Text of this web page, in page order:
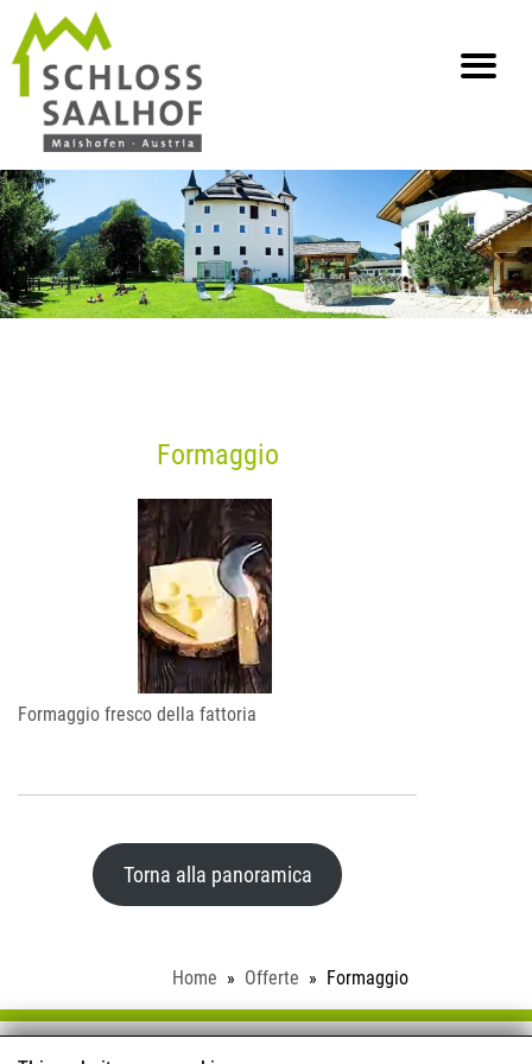
info@saalhof.at
Casa Contatto Impronta e protezione dei dati Mappa del sito
Formaggio
Formaggio fresco della fattoria
Torna alla panoramica
Home Offerte Formaggio